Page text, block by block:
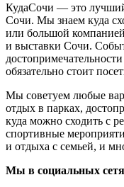
КудаСочи — это
Сочи. Мы знаем куда
или большой
и выставки Сочи.
обязательно стоит
Мы советуем любые
отдых в парках,
куда можно сходить с
спортивные
и отдыха с семьей, и
Мы в социальных